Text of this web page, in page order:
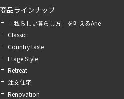
商品ラインナップ
「私らしい暮らし方」を叶えるArie
Classic
Country taste
Etage Style
Retreat
注文住宅
Renovation